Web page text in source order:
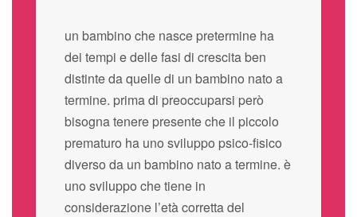
un bambino che nasce pretermine ha
dei tempi e delle fasi di crescita ben
distinte da quelle di un bambino nato a
termine. prima di preoccuparsi però
bisogna tenere presente che il piccolo
prematuro ha uno sviluppo psico-fisico
diverso da un bambino nato a termine. è
uno sviluppo che tiene in
considerazione l’età corretta del